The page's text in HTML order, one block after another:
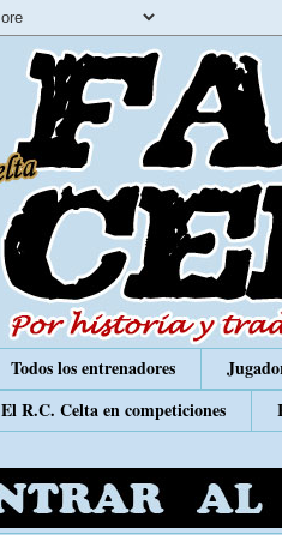
Todos los entrenadores
El R.C. Celta en competiciones